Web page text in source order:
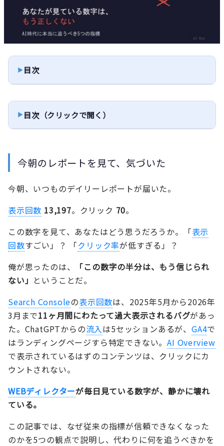
目次
目次（クリックで開く）
今朝のレポートを見て、気づいた
今朝、いつものデイリーレポートが届いた。
表示回数 13,197。クリック 70。
この数字を見て、あなたはどう思うだろうか。「表示
回数すごい」？ 「クリック率が低すぎる」？
俺が思ったのは、
「この数字の半分は、もう信じられ
ない」 ということだ。
Search Consoleの表示回数は、2025年5月から2026年
3月まで11ヶ月間にわたって過大表示されるバグがあっ
た。ChatGPTからの流入 は5セッションあるが、GA4で
はランディングページすら特定できない。AI Overview
で表示されているはずのコンテンツは、クリックにカ
ウントされない。
WEBディレクターが毎日見ている数字が、静かに壊れ
ている。
この記事では、なぜ従来の指標が信頼できなくなった
のかを5つの観点で説明し、代わりに何を追うべきかを